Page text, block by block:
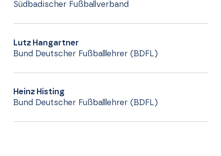
Südbadischer Fußballverband
Lutz Hangartner
Bund Deutscher Fußballlehrer (BDFL)
Heinz Histing
Bund Deutscher Fußballlehrer (BDFL)